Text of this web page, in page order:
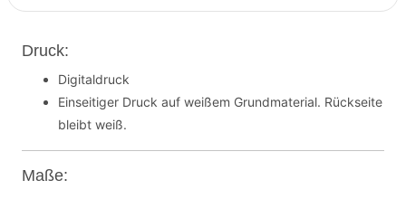
Druck:
Digitaldruck
Einseitiger Druck auf weißem Grundmaterial. Rückseite
bleibt weiß.
Maße: